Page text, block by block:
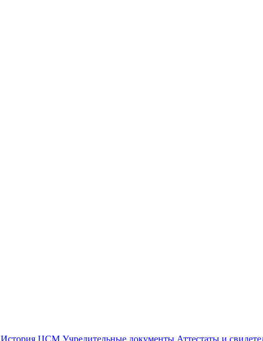
История ЦСМ Учредительные документы Аттестаты и